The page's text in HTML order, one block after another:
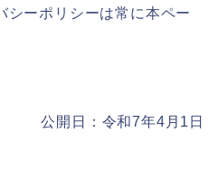
シーポリシーは常に本ペー
公開日：令和7年4月1日